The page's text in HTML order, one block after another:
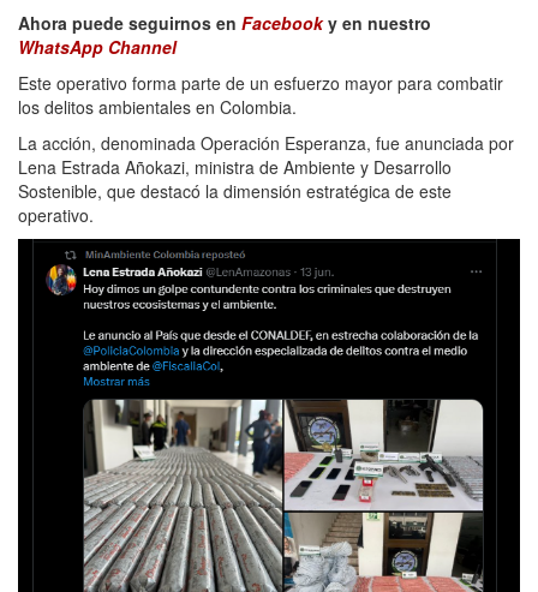
Ahora puede seguirnos en Facebooky en nuestro
WhatsApp Channel
Este operativo forma parte de un esfuerzo mayor para combatir
los delitos ambientales en Colombia.
La acción, denominada Operación Esperanza, fue anunciada por
Lena Estrada Añokazi, ministra de Ambiente y Desarrollo
Sostenible, que destacó la dimensión estratégica de este
operativo.